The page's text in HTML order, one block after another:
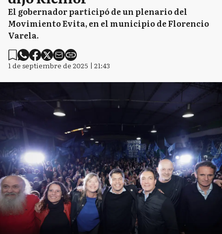
El gobernador participó de un plenario del
Movimiento Evita, en el municipio de Florencio
Varela.
1 de septiembre de 2025 | 21:43